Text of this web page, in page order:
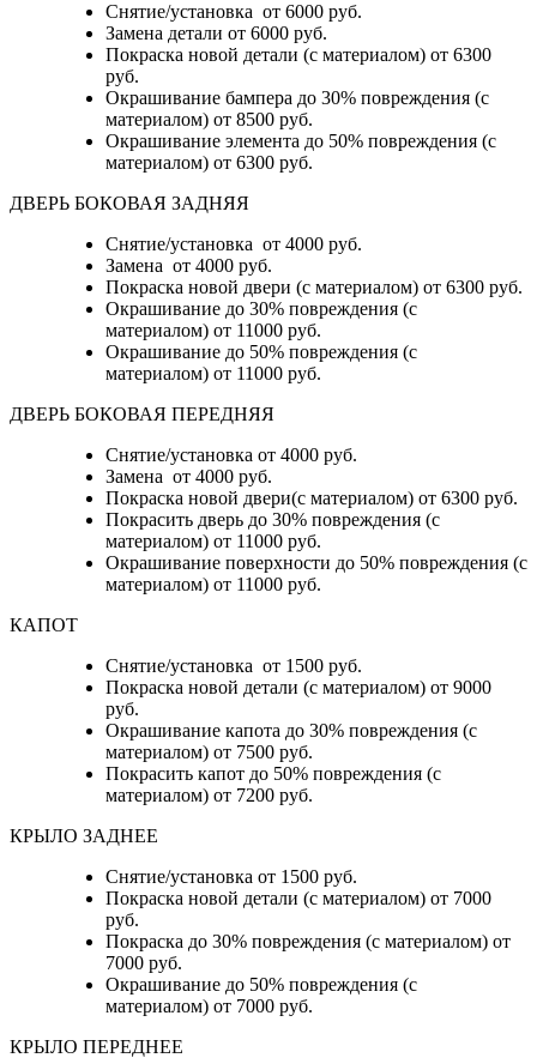
Снятие/установка от 6000 руб.
Замена детали от 6000 руб.
Покраска новой детали (с материалом) от 6300
руб.
Окрашивание бампера до 30% повреждения (с
материалом) от 8500 руб.
Окрашивание элемента до 50% повреждения (с
материалом) от 6300 руб.
ДВЕРЬ БОКОВАЯ ЗАДНЯЯ
Снятие/установка от 4000 руб.
Замена от 4000 руб.
Покраска новой двери (с материалом) от 6300 руб.
Окрашивание до 30% повреждения (с
материалом) от 11000 руб.
Окрашивание до 50% повреждения (с
материалом) от 11000 руб.
ДВЕРЬ БОКОВАЯ ПЕРЕДНЯЯ
Снятие/установка от 4000 руб.
Замена от 4000 руб.
Покраска новой двери(с материалом) от 6300 руб.
Покрасить дверь до 30% повреждения (с
материалом) от 11000 руб.
Окрашивание поверхности до 50% повреждения (с
материалом) от 11000 руб.
КАПОТ
Снятие/установка от 1500 руб.
Покраска новой детали (с материалом) от 9000
руб.
Окрашивание капота до 30% повреждения (с
материалом) от 7500 руб.
Покрасить капот до 50% повреждения (с
материалом) от 7200 руб.
КРЫЛО ЗАДНЕЕ
Снятие/установка от 1500 руб.
Покраска новой детали (с материалом) от 7000
руб.
Покраска до 30% повреждения (с материалом) от
7000 руб.
Окрашивание до 50% повреждения (с
материалом) от 7000 руб.
КРЫЛО ПЕРЕДНЕЕ